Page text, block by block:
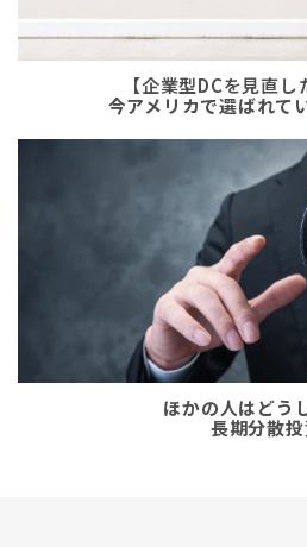
【企業型DCを見直し
今アメリカで選ばれて
ほかの人はどう
長期分散